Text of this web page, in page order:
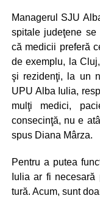
Managerul SJU
spitale judeţene se
că medicii preferă
de exemplu, la
şi rezidenţi, la un
UPU Alba Iulia,
mulţi medici,
consecinţă, nu e
spus Diana Mârza.
Pentru a putea
Iulia ar fi
tură. Acum, sunt